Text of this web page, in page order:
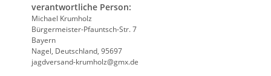
verantwortliche Person:
Michael Krumholz
Bürgermeister-Pfauntsch-Str. 7
Bayern
Nagel, Deutschland, 95697
jagdversand-krumholz@gmx.de